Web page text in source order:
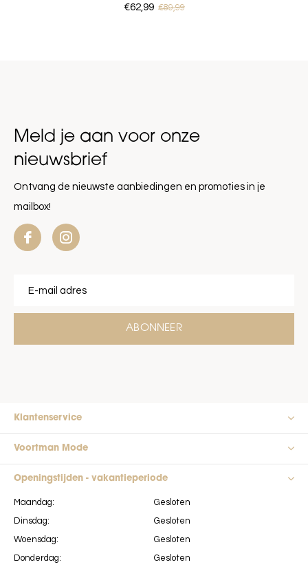
€62,99 €89,99
Meld je aan voor onze
nieuwsbrief
Ontvang de nieuwste aanbiedingen en promoties in je
mailbox!
ABONNEER
Klantenservice
Voortman Mode
Openingstijden - vakantieperiode
Maandag:
Dinsdag:
Woensdag:
Donderdag:
Gesloten
Gesloten
Gesloten
Gesloten